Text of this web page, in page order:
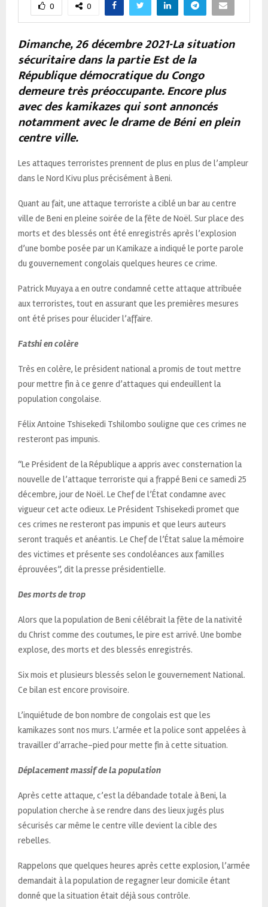
0 0
Dimanche, 26 décembre 2021-La situation
sécuritaire dans la partie Est de la
République démocratique du Congo
demeure très préoccupante. Encore plus
avec des kamikazes qui sont annoncés
notamment avec le drame de Béni en plein
centre ville.
Les attaques terroristes prennent de plus en plus de l’ampleur
dans le Nord Kivu plus précisément à Beni.
Quant au fait, une attaque terroriste a ciblé un bar au centre
ville de Beni en pleine soirée de la fête de Noël. Sur place des
morts et des blessés ont été enregistrés après l’explosion
d’une bombe posée par un Kamikaze a indiqué le porte parole
du gouvernement congolais quelques heures ce crime.
Patrick Muyaya a en outre condamné cette attaque attribuée
aux terroristes, tout en assurant que les premières mesures
ont été prises pour élucider l’affaire.
Fatshi en colère
Très en colère, le président national a promis de tout mettre
pour mettre fin à ce genre d’attaques qui endeuillent la
population congolaise.
Félix Antoine Tshisekedi Tshilombo souligne que ces crimes ne
resteront pas impunis.
“Le Président de la République a appris avec consternation la
nouvelle de l’attaque terroriste qui a frappé Beni ce samedi 25
décembre, jour de Noël. Le Chef de l’État condamne avec
vigueur cet acte odieux. Le Président Tshisekedi promet que
ces crimes ne resteront pas impunis et que leurs auteurs
seront traqués et anéantis. Le Chef de l’État salue la mémoire
des victimes et présente ses condoléances aux familles
éprouvées”, dit la presse présidentielle.
Des morts de trop
Alors que la population de Beni célébrait la fête de la nativité
du Christ comme des coutumes, le pire est arrivé. Une bombe
explose, des morts et des blessés enregistrés.
Six mois et plusieurs blessés selon le gouvernement National.
Ce bilan est encore provisoire.
L’inquiétude de bon nombre de congolais est que les
kamikazes sont nos murs. L’armée et la police sont appelées à
travailler d’arrache-pied pour mette fin à cette situation.
Déplacement massif de la population
Après cette attaque, c’est la débandade totale à Beni, la
population cherche à se rendre dans des lieux jugés plus
sécurisés car même le centre ville devient la cible des
rebelles.
Rappelons que quelques heures après cette explosion, l’armée
demandait à la population de regagner leur domicile étant
donné que la situation était déjà sous contrôle.